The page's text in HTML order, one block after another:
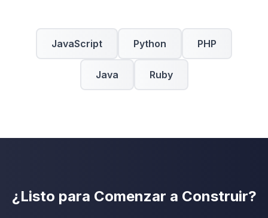
JavaScript Python PHP
Java Ruby
¿Listo para Comenzar a Construir?